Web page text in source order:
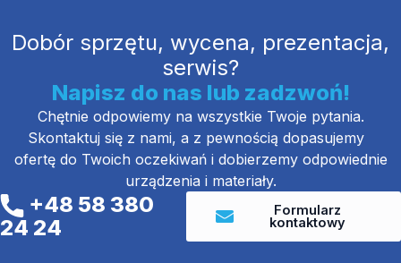
Dobór sprzętu, wycena, prezentacja,
serwis?
Napisz do nas lub zadzwoń!
Chętnie odpowiemy na wszystkie Twoje pytania.
Skontaktuj się z nami, a z pewnością dopasujemy
ofertę do Twoich oczekiwań i dobierzemy odpowiednie
urządzenia i materiały.
+48 58 380
24 24
Formularz
kontaktowy